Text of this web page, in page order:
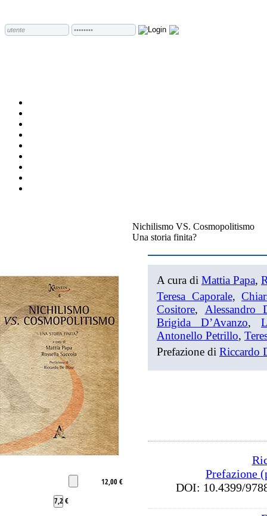
Nichilismo VS. Cosmopolitismo
Una storia finita?
12,00 €
7,2 €
A cura di Mattia Papa,
Teresa Caporale,
Cositore, Alessandro
Brigida D’Avanzo,
Antonello Petrillo,
Prefazione di Riccardo
Prefazione
DOI: 10.4399/